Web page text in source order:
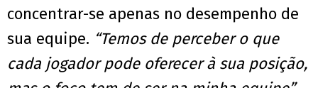
concentrar-se apenas no desempenho de
sua equipe. “Temos de perceber o que
cada jogador pode oferecer à sua posição,